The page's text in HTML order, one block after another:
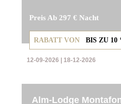
Preis Ab 297 € Nacht
12-09-2026 | 18-12-2026
RABATT VON BIS ZU 10
Alm-Lodge